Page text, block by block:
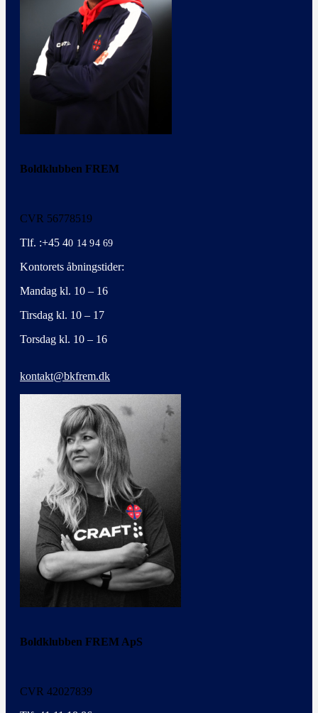
Boldklubben FREM
CVR 56778519
Tlf. :+45 40 14 94 69
Kontorets åbningstider:
Mandag kl. 10 – 16
Tirsdag kl. 10 – 17
Torsdag kl. 10 – 16
kontakt@bkfrem.dk
Boldklubben FREM ApS
CVR 42027839